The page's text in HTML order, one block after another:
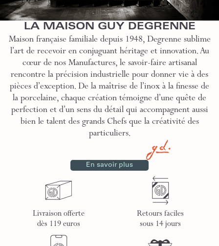
LA MAISON GUY DEGRENNE
Maison française familiale depuis 1948, Degrenne sublime
l’art de recevoir en conjuguant héritage et innovation. Au
cœur de nos Manufactures, le savoir-faire artisanal
rencontre la précision industrielle pour donner vie à des
pièces d’exception. De la maîtrise de l’inox à la finesse de
la porcelaine, chaque création témoigne d’une quête de
perfection et d’un sens du détail qui accompagnent aussi
bien le talent des grands Chefs que la créativité des
particuliers.
En savoir plus
Livraison offerte
dès 119 euros
Retours faciles
sous 14 jours